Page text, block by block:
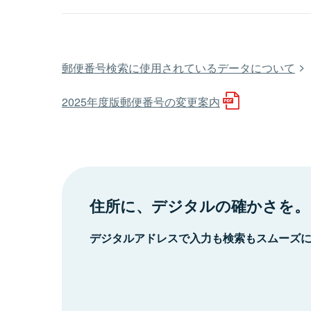
郵便番号検索に使用されているデータについて
2025年度版郵便番号の変更案内
住所に、デジタルの確かさを。
デジタルアドレスで入力も検索もスムーズ